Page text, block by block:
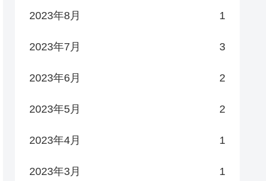
2023年8月 1
2023年7月 3
2023年6月 2
2023年5月 2
2023年4月 1
2023年3月 1